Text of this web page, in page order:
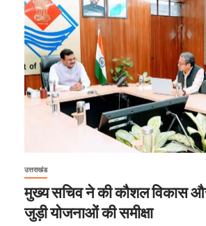
उत्तराखंड
मुख्य सचिव ने की कौशल विकास
जुड़ी योजनाओं की समीक्षा